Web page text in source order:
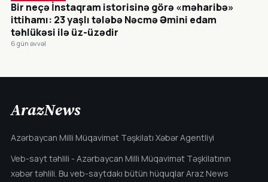
Bir neçə İnstaqram istorisinə görə «məharibə»
ittihamı: 23 yaşlı tələbə Nəcmə Əmini edam
təhlükəsi ilə üz-üzədir
6 gün əvvəl
ArazNews
Azərbaycan Milli Müqavimət Təşkilatı Xəbər Agentliyi
Veb-sayt təhlili - Azərbaycan Milli Müqavimət Təşkilatının
xəbər təhlili. Bu veb-saytdakı bütün hüquqlar Araz News